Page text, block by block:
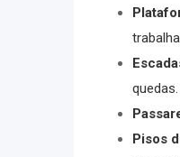
quedas.
Pisos